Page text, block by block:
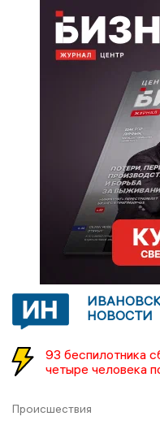
НОВОСТИ
93 беспилотника
четыре человека
Происшествия